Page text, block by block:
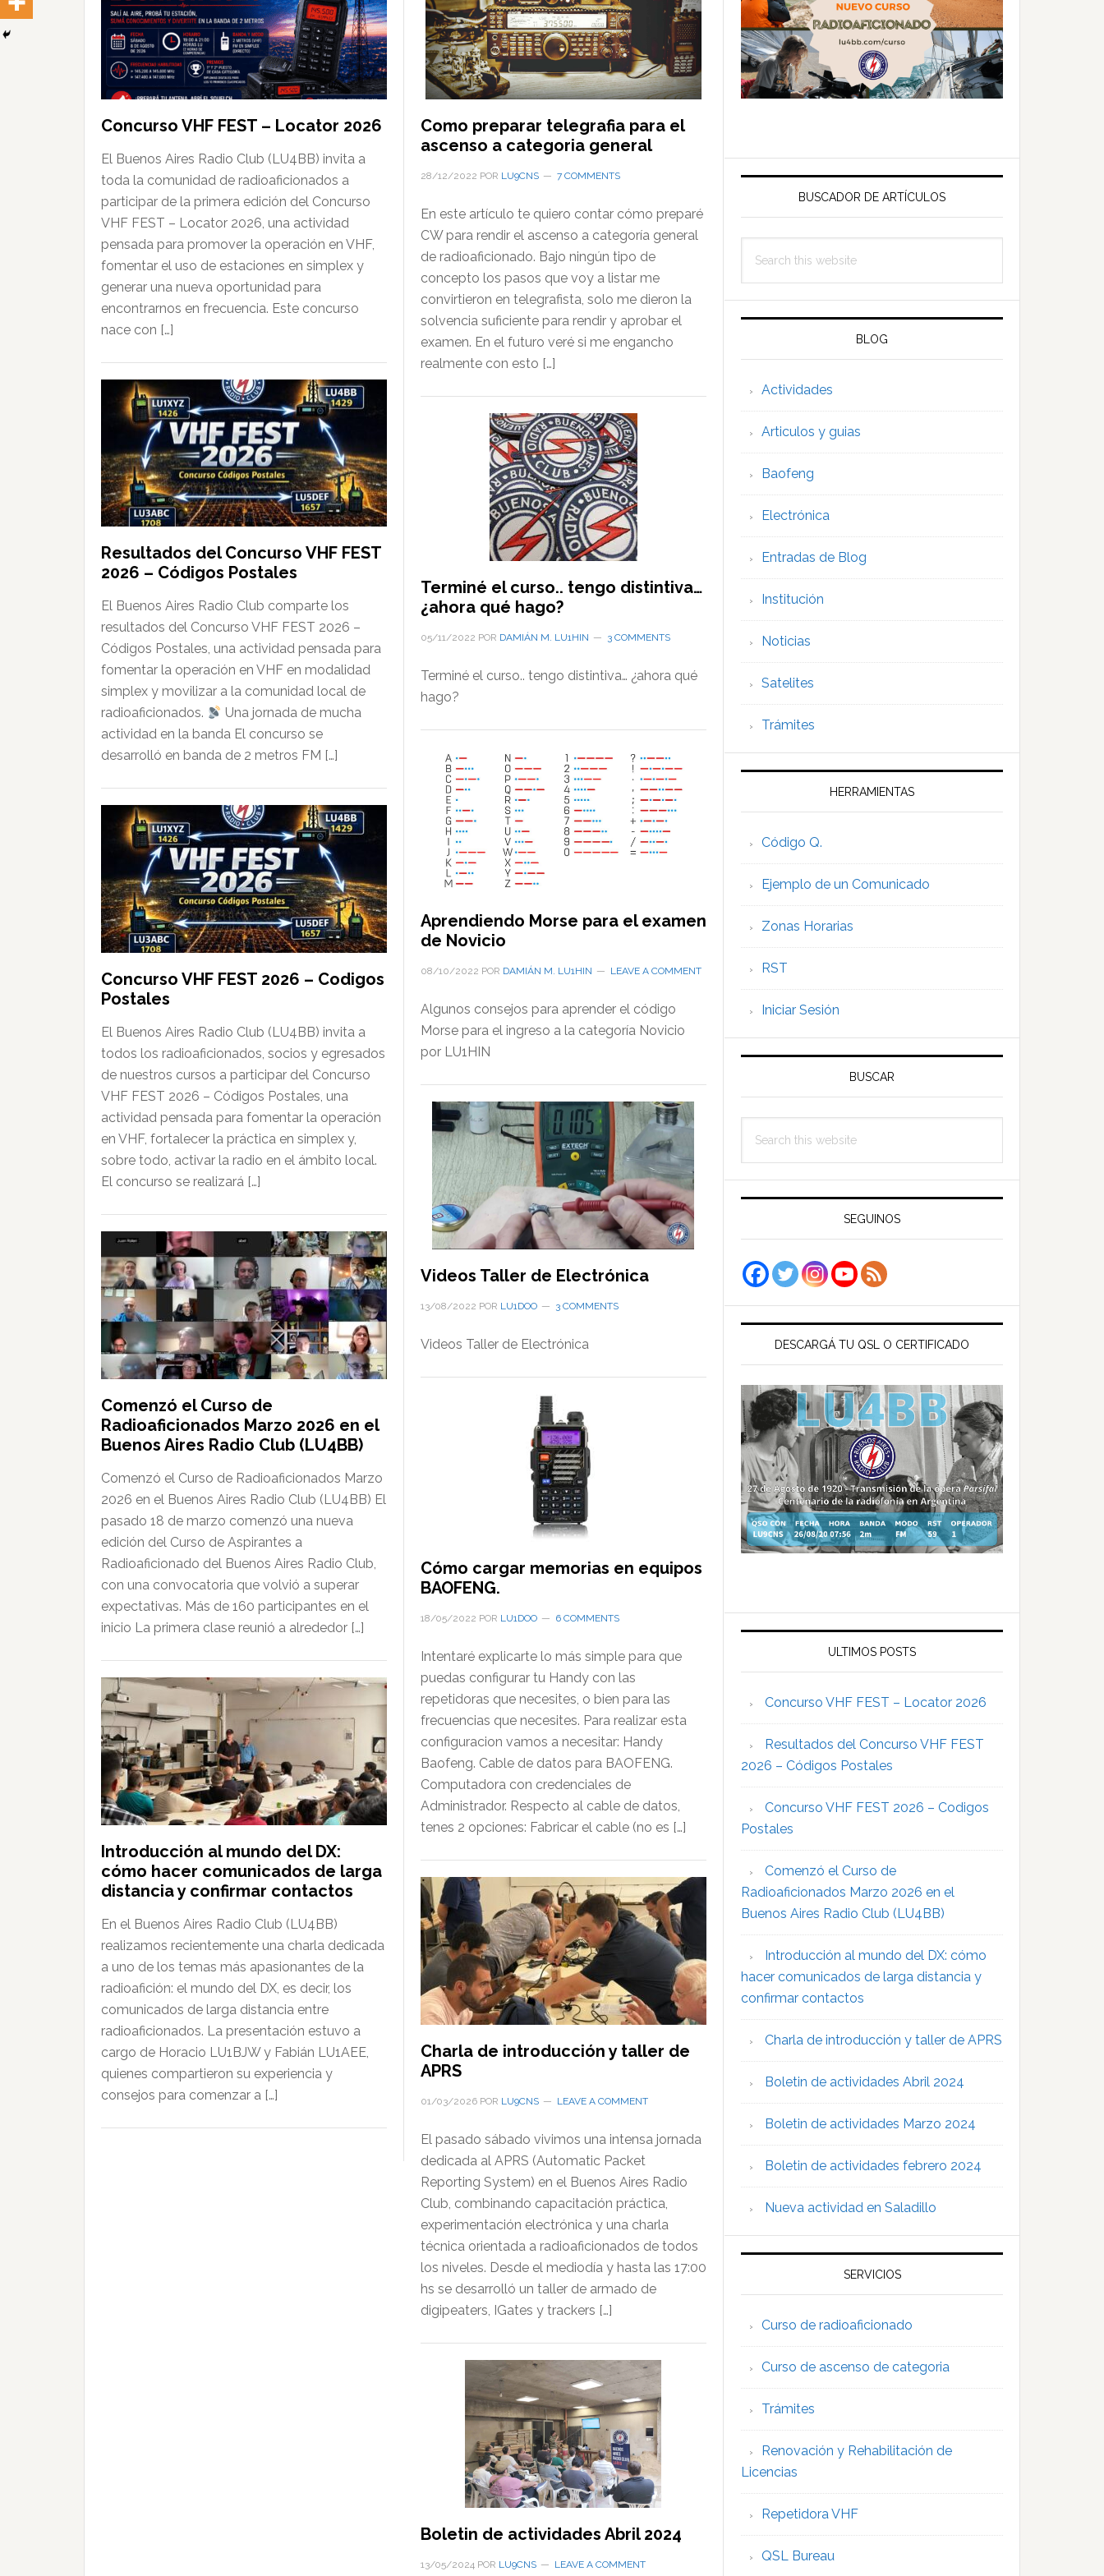
Concurso VHF FEST – Locator 2026
El Buenos Aires Radio Club (LU4BB) invita a
toda la comunidad de radioaficionados a
participar de la primera edición del Concurso
VHF FEST – Locator 2026, una actividad
pensada para promover la operación en VHF,
fomentar el uso de estaciones en simplex y
generar una nueva oportunidad para
encontrarnos en frecuencia. Este concurso
nace con […]
Resultados del Concurso VHF FEST
2026 – Códigos Postales
El Buenos Aires Radio Club comparte los
resultados del Concurso VHF FEST 2026 –
Códigos Postales, una actividad pensada para
fomentar la operación en VHF en modalidad
simplex y movilizar a la comunidad local de
radioaficionados.
Una jornada de mucha
actividad en la banda El concurso se
desarrolló en banda de 2 metros FM […]
Concurso VHF FEST 2026 – Codigos
Postales
El Buenos Aires Radio Club (LU4BB) invita a
todos los radioaficionados, socios y egresados
de nuestros cursos a participar del Concurso
VHF FEST 2026 – Códigos Postales, una
actividad pensada para fomentar la operación
en VHF, fortalecer la práctica en simplex y,
sobre todo, activar la radio en el ámbito local.
El concurso se realizará […]
Comenzó el Curso de
Radioaficionados Marzo 2026 en el
Buenos Aires Radio Club (LU4BB)
Comenzó el Curso de Radioaficionados Marzo
2026 en el Buenos Aires Radio Club (LU4BB) El
pasado 18 de marzo comenzó una nueva
edición del Curso de Aspirantes a
Radioaficionado del Buenos Aires Radio Club,
con una convocatoria que volvió a superar
expectativas. Más de 160 participantes en el
inicio La primera clase reunió a alrededor […]
Introducción al mundo del DX:
cómo hacer comunicados de larga
distancia y confirmar contactos
En el Buenos Aires Radio Club (LU4BB)
realizamos recientemente una charla dedicada
a uno de los temas más apasionantes de la
radioafición: el mundo del DX, es decir, los
comunicados de larga distancia entre
radioaficionados. La presentación estuvo a
cargo de Horacio LU1BJW y Fabián LU1AEE,
quienes compartieron su experiencia y
consejos para comenzar a […]
Como preparar telegrafia para el
ascenso a categoria general
28/12/2022 POR LU9CNS 7 COMMENTS
En este artículo te quiero contar cómo preparé
CW para rendir el ascenso a categoría general
de radioaficionado. Bajo ningún tipo de
concepto los pasos que voy a listar me
convirtieron en telegrafista, solo me dieron la
solvencia suficiente para rendir y aprobar el
examen. En el futuro veré si me engancho
realmente con esto […]
Terminé el curso.. tengo distintiva…
¿ahora qué hago?
05/11/2022 POR DAMIÁN M. LU1HIN 3 COMMENTS
Terminé el curso.. tengo distintiva… ¿ahora qué
hago?
Aprendiendo Morse para el examen
de Novicio
08/10/2022 POR DAMIÁN M. LU1HIN LEAVE A COMMENT
Algunos consejos para aprender el código
Morse para el ingreso a la categoría Novicio
por LU1HIN
Videos Taller de Electrónica
13/08/2022 POR LU1DOO 3 COMMENTS
Videos Taller de Electrónica
Cómo cargar memorias en equipos
BAOFENG.
18/05/2022 POR LU1DOO 6 COMMENTS
Intentaré explicarte lo más simple para que
puedas configurar tu Handy con las
repetidoras que necesites, o bien para las
frecuencias que necesites. Para realizar esta
configuracion vamos a necesitar: Handy
Baofeng. Cable de datos para BAOFENG.
Computadora con credenciales de
Administrador. Respecto al cable de datos,
tenes 2 opciones: Fabricar el cable (no es […]
Charla de introducción y taller de
APRS
01/03/2026POR LU9CNS LEAVE A COMMENT
El pasado sábado vivimos una intensa jornada
dedicada al APRS (Automatic Packet
Reporting System) en el Buenos Aires Radio
Club, combinando capacitación práctica,
experimentación electrónica y una charla
técnica orientada a radioaficionados de todos
los niveles. Desde el mediodía y hasta las 17:00
hs se desarrolló un taller de armado de
digipeaters, IGates y trackers […]
Boletin de actividades Abril 2024
13/05/2024POR LU9CNS LEAVE A COMMENT
BUSCADOR DE ARTÍCULOS
this
BLOG
Actividades
Articulos y guias
Baofeng
Electrónica
Entradas de Blog
Institución
Noticias
Satelites
Trámites
HERRAMIENTAS
Código Q.
Ejemplo de un Comunicado
Zonas Horarias
RST
Iniciar Sesión
BUSCAR
this
SEGUINOS
DESCARGÁ TU QSL O CERTIFICADO
ULTIMOS POSTS
Concurso VHF FEST – Locator 2026
Resultados del Concurso VHF FEST
2026 – Códigos Postales
Concurso VHF FEST 2026 – Codigos
Postales
Comenzó el Curso de
Radioaficionados Marzo 2026 en el
Buenos Aires Radio Club (LU4BB)
Introducción al mundo del DX: cómo
hacer comunicados de larga distancia y
confirmar contactos
Charla de introducción y taller de APRS
Boletin de actividades Abril 2024
Boletin de actividades Marzo 2024
Boletin de actividades febrero 2024
Nueva actividad en Saladillo
SERVICIOS
Curso de radioaficionado
Curso de ascenso de categoria
Trámites
Renovación y Rehabilitación de
Licencias
Repetidora VHF
QSL Bureau